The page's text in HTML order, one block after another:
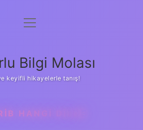
Anasayfa
Yasal Uyarı
menüyü
Bilgi Molası
keyifli hikayelerle tanış!
HANGI DILDE